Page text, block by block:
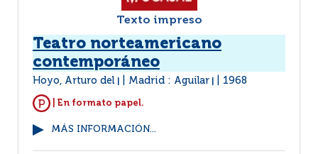
Texto impreso
Teatro norteamericano
contemporáneo
Hoyo, Arturo del Madrid : Aguilar 1968
| En formato papel.
MÁS INFORMACIÓN...